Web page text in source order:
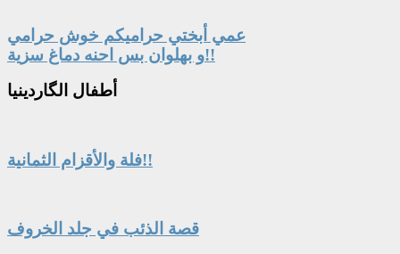
عمي أبختي حراميكم خوش حرامي
و بهلوان بس احنه دماغ سزية!!
أطفال الگاردينيا
فلة والأقزام الثمانية!!
قصة الذئب في جلد الخروف